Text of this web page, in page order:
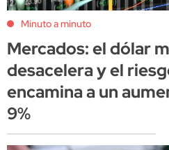
Minuto a minuto
Mercados: el dólar
desacelera y el
encamina a un
9%